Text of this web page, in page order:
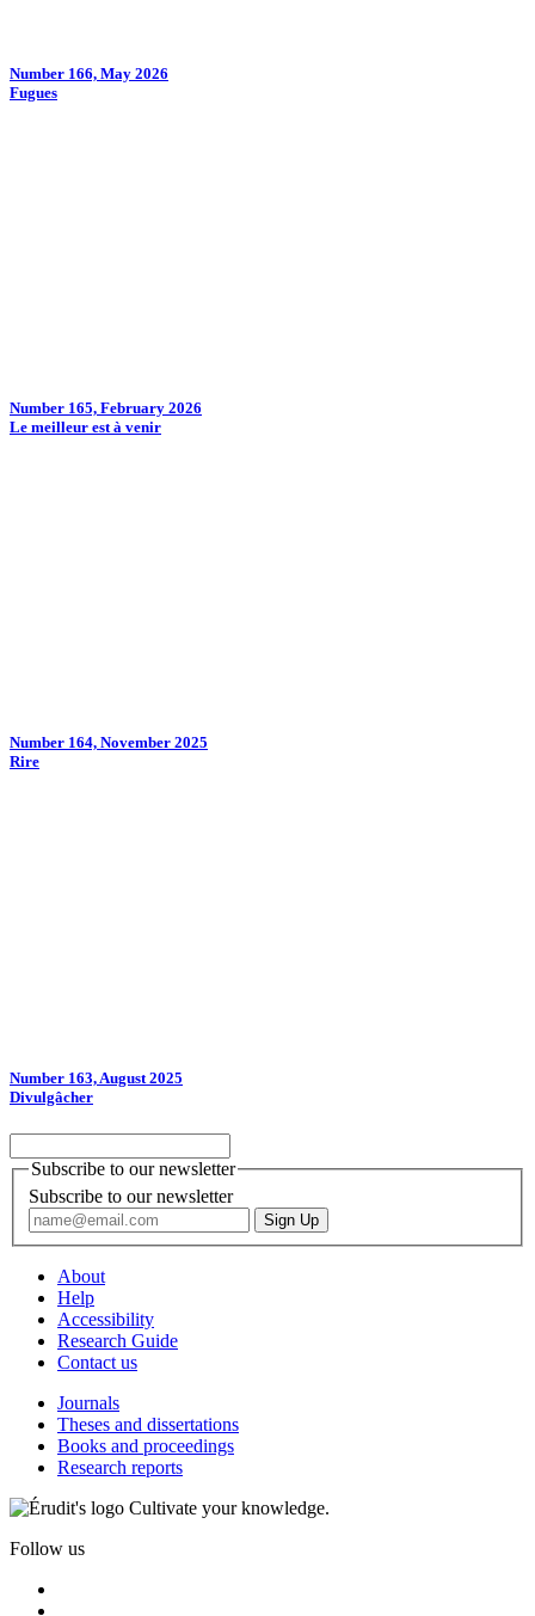
Number 166, May 2026
Fugues
Number 165, February 2026
Le meilleur est à venir
Number 164, November 2025
Rire
Number 163, August 2025
Divulgâcher
Subscribe to our newsletter
Subscribe to our newsletter
About
Help
Accessibility
Research Guide
Contact us
Journals
Theses and dissertations
Books and proceedings
Research reports
Cultivate your knowledge.
Follow us